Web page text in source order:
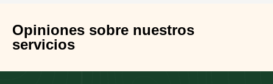
Opiniones sobre nuestros
servicios